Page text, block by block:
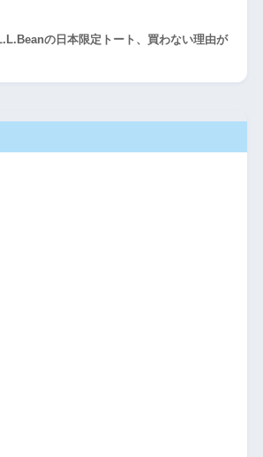
の日本限定トート、買わない理由が